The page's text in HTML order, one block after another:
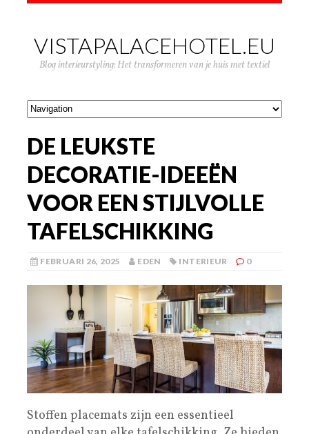
VISTAPALACEHOTEL.EU
Blog interieurstyling: Het transformeren van je huis met textiel
DE LEUKSTE
DECORATIE-IDEEËN
VOOR EEN STIJLVOLLE
TAFELSCHIKKING
FEBRUARI 26, 2025 EDEN INTERIEUR 0
Stoffen placemats zijn een essentieel